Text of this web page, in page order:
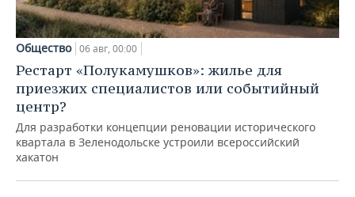
Общество 06 авг, 00:00
Рестарт «Полукамушков»: жилье для
приезжих специалистов или событийный
центр?
Для разработки концепции реновации исторического
квартала в Зеленодольске устроили всероссийский
хакатон